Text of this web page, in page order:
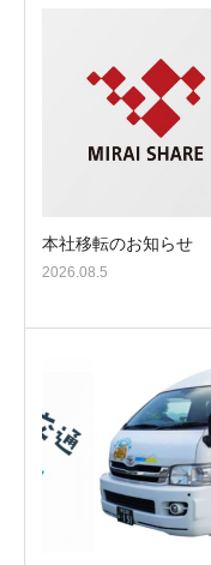
本社移転のお知らせ
2026.08.5